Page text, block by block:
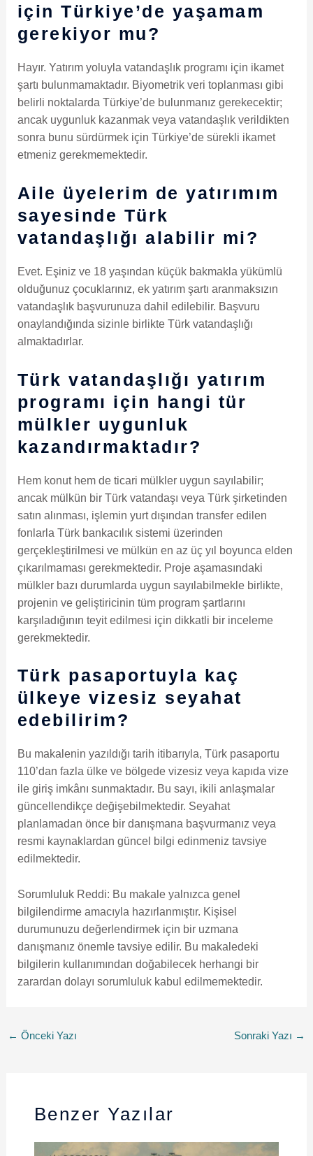
için Türkiye’de yaşamam
gerekiyor mu?
Hayır. Yatırım yoluyla vatandaşlık programı için ikamet
şartı bulunmamaktadır. Biyometrik veri toplanması gibi
belirli noktalarda Türkiye’de bulunmanız gerekecektir;
ancak uygunluk kazanmak veya vatandaşlık verildikten
sonra bunu sürdürmek için Türkiye’de sürekli ikamet
etmeniz gerekmemektedir.
Aile üyelerim de yatırımım
sayesinde Türk
vatandaşlığı alabilir mi?
Evet. Eşiniz ve 18 yaşından küçük bakmakla yükümlü
olduğunuz çocuklarınız, ek yatırım şartı aranmaksızın
vatandaşlık başvurunuza dahil edilebilir. Başvuru
onaylandığında sizinle birlikte Türk vatandaşlığı
almaktadırlar.
Türk vatandaşlığı yatırım
programı için hangi tür
mülkler uygunluk
kazandırmaktadır?
Hem konut hem de ticari mülkler uygun sayılabilir;
ancak mülkün bir Türk vatandaşı veya Türk şirketinden
satın alınması, işlemin yurt dışından transfer edilen
fonlarla Türk bankacılık sistemi üzerinden
gerçekleştirilmesi ve mülkün en az üç yıl boyunca elden
çıkarılmaması gerekmektedir. Proje aşamasındaki
mülkler bazı durumlarda uygun sayılabilmekle birlikte,
projenin ve geliştiricinin tüm program şartlarını
karşıladığının teyit edilmesi için dikkatli bir inceleme
gerekmektedir.
Türk pasaportuyla kaç
ülkeye vizesiz seyahat
edebilirim?
Bu makalenin yazıldığı tarih itibarıyla, Türk pasaportu
110’dan fazla ülke ve bölgede vizesiz veya kapıda vize
ile giriş imkânı sunmaktadır. Bu sayı, ikili anlaşmalar
güncellendikçe değişebilmektedir. Seyahat
planlamadan önce bir danışmana başvurmanız veya
resmi kaynaklardan güncel bilgi edinmeniz tavsiye
edilmektedir.
Sorumluluk Reddi: Bu makale yalnızca genel
bilgilendirme amacıyla hazırlanmıştır. Kişisel
durumunuzu değerlendirmek için bir uzmana
danışmanız önemle tavsiye edilir. Bu makaledeki
bilgilerin kullanımından doğabilecek herhangi bir
zarardan dolayı sorumluluk kabul edilmemektedir.
← Önceki Yazı Sonraki Yazı →
Benzer Yazılar